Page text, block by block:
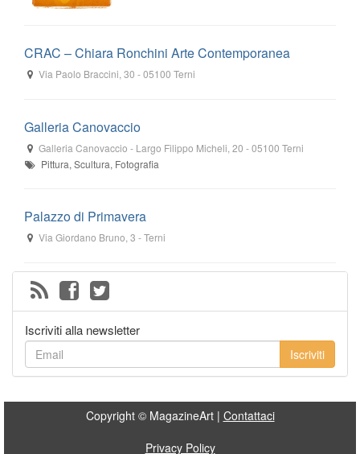
CRAC – Chiara Ronchini Arte Contemporanea
Via Paolo Braccini, 30 -05100Terni
Galleria Canovaccio
Galleria Canovaccio - Largo Filippo Micheli, 20 -05100 Terni
Pittura, Scultura, Fotografia
Palazzo di Primavera
Via Giordano Bruno, 3 -Terni
Iscriviti alla newsletter
Iscriviti
Copyright © MagazineArt | Contattaci
Privacy Policy